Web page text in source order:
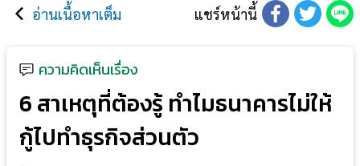
อ่านเนื้อหาเต็ม แชร์หน้านี้
ความคิดเห็นเรื่อง
6 สาเหตุที่ต้องรู้ ทำไมธนาคารไม่ให้
กู้ไปทำธุรกิจส่วนตัว